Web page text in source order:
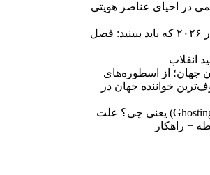
در احیای عناصر هویتی
۱۰انیمه برتر بهار ۲۰۲۶ که باید ببینید: فصل
انقلاب
جهان؛ از اسطوره‌های
خواننده جهان در
گوست کردن (Ghosting) یعنی چی؟ علت
+ راهکار